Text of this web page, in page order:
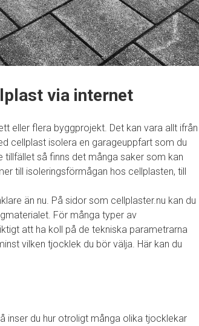
via internet
eller flera byggprojekt. Det kan vara allt ifrån
cellplast isolera en garageuppfart som du
så finns det många saker som kan
till isoleringsförmågan hos cellplasten, till
än nu. På sidor som cellplaster.nu kan du
För många typer av
att ha koll på de tekniska parametrarna
vilken tjocklek du bör välja. Här kan du
inser du hur otroligt många olika tjocklekar